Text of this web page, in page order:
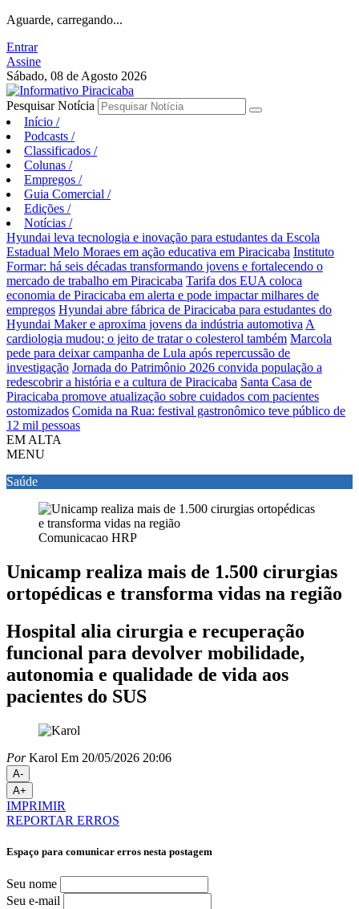
Aguarde, carregando...
Entrar
Assine
Sábado, 08 de Agosto 2026
Pesquisar Notícia
Início /
Podcasts /
Classificados /
Colunas /
Empregos /
Guia Comercial /
Edições /
Notícias /
Hyundai leva tecnologia e inovação para estudantes da Escola
Estadual Melo Moraes em ação educativa em Piracicaba Instituto
Formar: há seis décadas transformando jovens e fortalecendo o
mercado de trabalho em Piracicaba Tarifa dos EUA coloca
economia de Piracicaba em alerta e pode impactar milhares de
empregos Hyundai abre fábrica de Piracicaba para estudantes do
Hyundai Maker e aproxima jovens da indústria automotiva A
cardiologia mudou; o jeito de tratar o colesterol também Marcola
pede para deixar campanha de Lula após repercussão de
investigação Jornada do Patrimônio 2026 convida população a
redescobrir a história e a cultura de Piracicaba Santa Casa de
Piracicaba promove atualização sobre cuidados com pacientes
ostomizados Comida na Rua: festival gastronômico teve público de
12 mil pessoas
EM ALTA
MENU
Saúde
Comunicacao HRP
Unicamp realiza mais de 1.500 cirurgias
ortopédicas e transforma vidas na região
Hospital alia cirurgia e recuperação
funcional para devolver mobilidade,
autonomia e qualidade de vida aos
pacientes do SUS
PorKarol Em 20/05/2026 20:06
A-
A+
IMPRIMIR
REPORTAR ERROS
Espaço para comunicar erros nesta postagem
Seu nome
Seu e-mail